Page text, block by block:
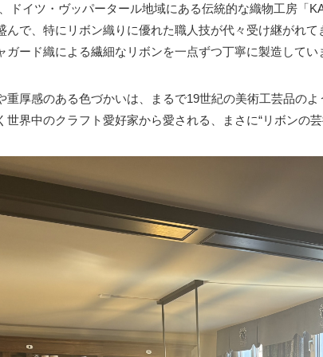
ドイツ・ヴッパータール地域にある伝統的な織物工房「
んで、特にリボン織りに優れた職人技が代々受け継がれ
ガード織による繊細なリボンを一点ずつ丁寧に製造してい
重厚感のある色づかいは、まるで19世紀の美術工芸品の
世界中のクラフト愛好家から愛される、まさに“リボンの芸